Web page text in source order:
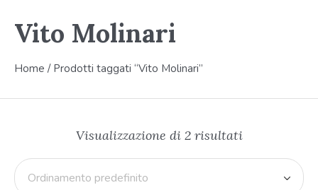
Vito Molinari
Home / Prodotti taggati “Vito Molinari”
Visualizzazione di 2 risultati